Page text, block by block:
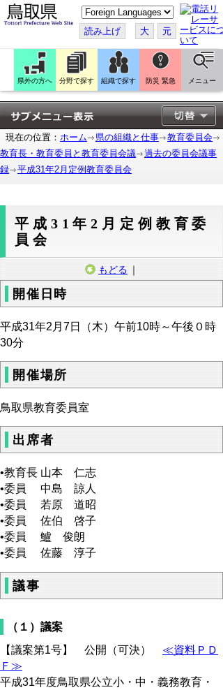
こ
の
ペ
ー
ジ
翻
訳
す
る
読み上げ 大 元
県外の方へ 分野で探す 組織で探す 防災 緊急 メニュー
現在の位置： ホーム 県の組織と仕事
教育委員会
教育長・教育委員と教育委員会議
過去の委員会議事
録
平成31年2月定例教育委員会
平成31年2月定例教育委
員会
もどる ｜
開催日時
平成31年2月7日（木）午前10時～午後０時
30分
開催場所
鳥取県教育委員室
出席者
•教育長 山本 仁志
•委員 中島 諒人
•委員 若原 道昭
•委員 佐伯 啓子
•委員 鱸 俊朗
•委員 佐藤 淳子
議事
（１）議案
【議案第1号】 公開（可決） ≪資料ＰＤ
Ｆ≫
平成31年度鳥取県公立小・中・義務教育・